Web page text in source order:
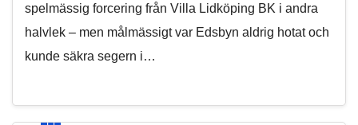
spelmässig forcering från Villa Lidköping BK i andra
halvlek – men målmässigt var Edsbyn aldrig hotat och
kunde säkra segern i…